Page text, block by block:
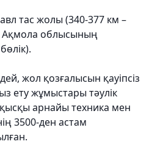
тас жолы (340-377 км –
Ақмола облысының
жол қозғалысын қауіпсіз
ету жұмыстары тәулік
қысқы арнайы техника мен
3500-ден астам